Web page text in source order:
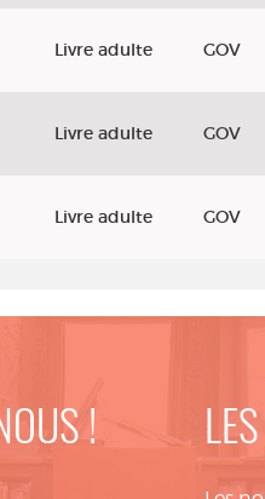
Livre adulte GOV
Livre adulte GOV
Livre adulte GOV
!